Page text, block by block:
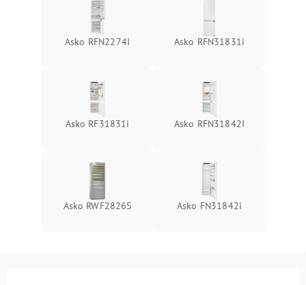
Asko RFN2274I Asko RFN31831i
Asko RF31831i Asko RFN31842I
Asko RWF2826S Asko FN31842i